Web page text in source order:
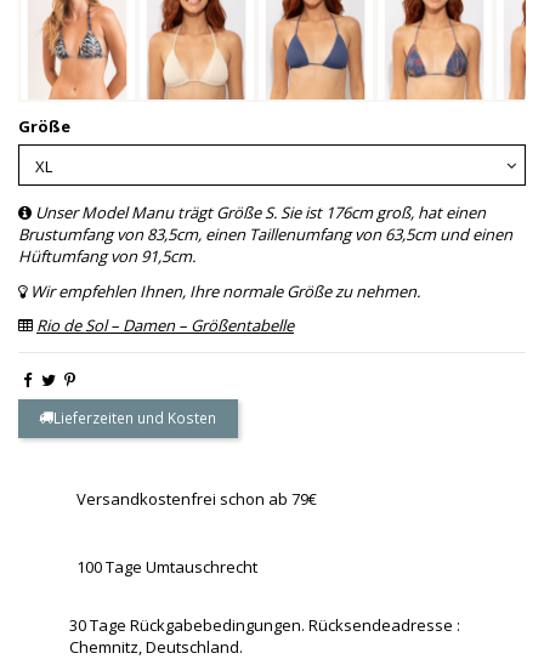
Größe
Unser Model Manu trägt Größe S. Sie ist 176cm groß, hat einen
Brustumfang von 83,5cm, einen Taillenumfang von 63,5cm und einen
Hüftumfang von 91,5cm.
Wir empfehlen Ihnen, Ihre normale Größe zu nehmen.
Rio de Sol – Damen – Größentabelle
Lieferzeiten und Kosten
Versandkostenfrei schon ab 79€
100 Tage Umtauschrecht
30 Tage Rückgabebedingungen. Rücksendeadresse :
Chemnitz, Deutschland.